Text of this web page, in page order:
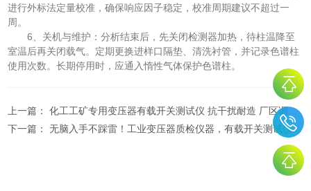
进行外标法定量校准，确保响应因子稳定，校准周期建议不超过一
周。
6、关机与维护：分析结束后，先关闭检测器加热，待柱温降至
室温后再关闭载气。定期更换进样口隔垫、清洗衬管，并记录色谱柱
使用次数。长期停用时，应通入惰性气体保护色谱柱。
上一篇：化工工矿专用变压器有载开关测试仪 抗干扰耐造 厂区调压开关年检设备
下一篇：无脑入手不踩雷！工业变压器质检仪器，有载开关测试仪耐造抗干扰